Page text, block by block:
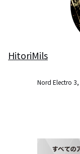
HitoriMils
Nord Electro 3,